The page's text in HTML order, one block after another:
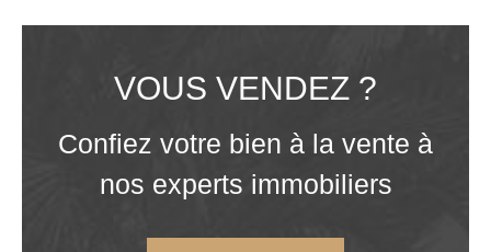
VOUS VENDEZ ?
Confiez votre bien à la vente à
nos experts immobiliers